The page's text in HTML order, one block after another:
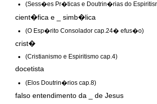
(Sess�es Pr�ticas e Doutrin�rias do
cient�fica e _ simb�lica
(O Esp�rito Consolador cap.24� efus�o)
crist�
(Cristianismo e Espiritismo cap.4)
docetista
(Elos Doutrin�rios cap.8)
falso entendimento da _ de Jesus